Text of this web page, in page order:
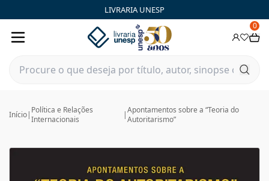
LIVRARIA UNESP
0
Início| Política e Relações
Internacionais
|Apontamentos sobre a “Teoria do
Autoritarismo”